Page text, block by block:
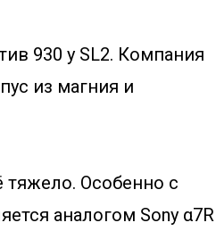
930 у SL2. Компания
из магния и
Особенно с
аналогом Sony α7R